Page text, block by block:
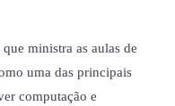
que ministra as aulas de
uma das principais
computação e